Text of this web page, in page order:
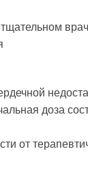
доза
от